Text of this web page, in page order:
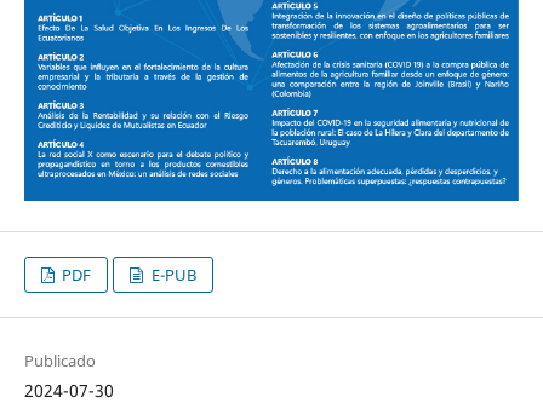
PDF E-PUB
Publicado
2024-07-30